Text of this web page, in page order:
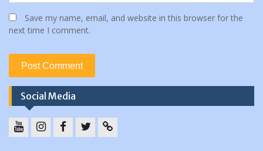
Save my name, email, and website in this browser for the
next time I comment.
Social Media